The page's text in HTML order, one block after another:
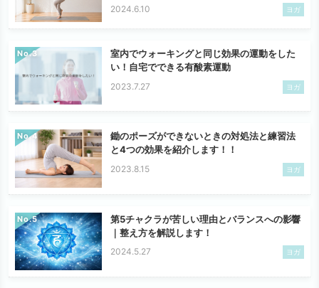
2024.6.10 ヨガ
No.
室内でウォーキングと同じ効果の運動をした
い！自宅でできる有酸素運動
2023.7.27 ヨガ
No.
鋤のポーズができないときの対処法と練習法
と4つの効果を紹介します！！
2023.8.15 ヨガ
No.
第5チャクラが苦しい理由とバランスへの影響
｜整え方を解説します！
2024.5.27 ヨガ